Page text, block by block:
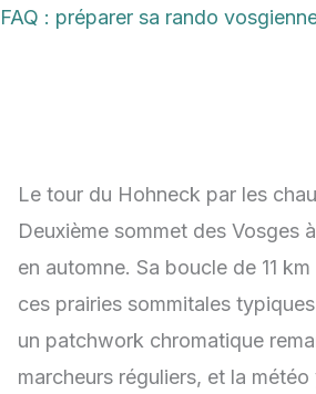
FAQ : préparer sa rando
Le tour du Hohneck par les
Deuxième sommet des Vosges
en automne. Sa boucle de 11
ces prairies sommitales
un patchwork chromatique
marcheurs réguliers, et la